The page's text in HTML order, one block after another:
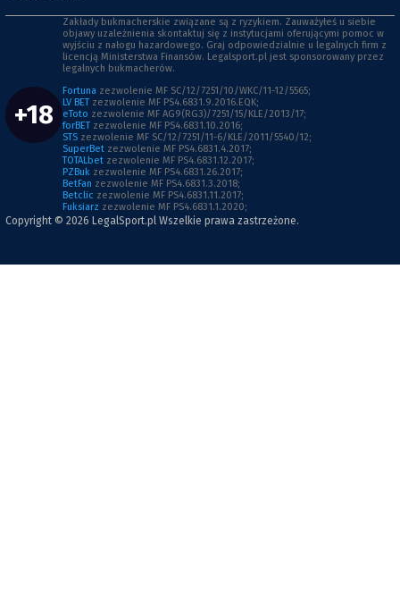
+18
Zakłady bukmacherskie związane są z ryzykiem. Zauważyłeś u siebie
objawy uzależnienia skontaktuj się z instytucjami oferującymi pomoc w
wyjściu z nałogu hazardowego. Graj odpowiedzialnie u legalnych firm z
licencją Ministerstwa Finansów. Legalsport.pl jest sponsorowany przez
legalnych bukmacherów.
Fortuna zezwolenie MF SC/12/7251/10/WKC/11-12/5565;
LV BET zezwolenie MF PS4.6831.9.2016.EQK;
eToto zezwolenie MF AG9(RG3)/7251/15/KLE/2013/17;
forBET zezwolenie MF PS4.6831.10.2016;
STS zezwolenie MF SC/12/7251/11-6/KLE/2011/5540/12;
SuperBet zezwolenie MF PS4.6831.4.2017;
TOTALbet zezwolenie MF PS4.6831.12.2017;
PZBuk zezwolenie MF PS4.6831.26.2017;
BetFan zezwolenie MF PS4.6831.3.2018;
Betclic zezwolenie MF PS4.6831.11.2017;
Fuksiarz zezwolenie MF PS4.6831.1.2020;
Copyright © 2026 LegalSport.pl Wszelkie prawa zastrzeżone.